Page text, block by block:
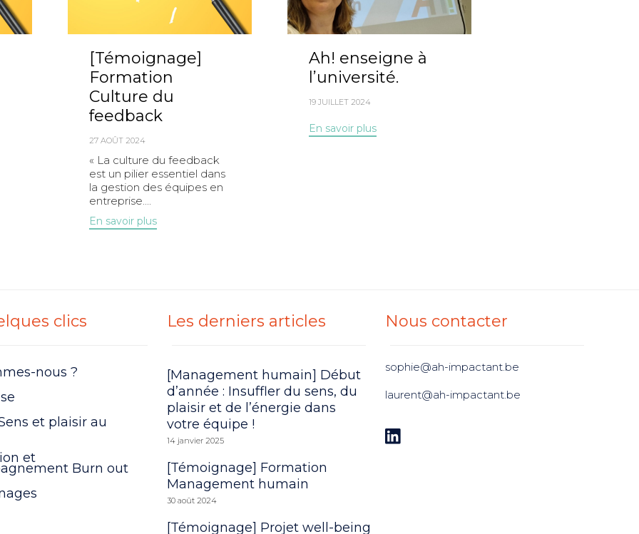
[Témoignage]
Formation
Culture du
feedback
27 AOÛT 2024
« La culture du feedback
est un pilier essentiel dans
la gestion des équipes en
entreprise....
En savoir plus
Ah! enseigne à
l’université.
19 JUILLET 2024
En savoir plus
clics
nous ?
et plaisir au
et
Burn out
Les derniers articles
[Management humain] Début
d’année : Insuffler du sens, du
plaisir et de l’énergie dans
votre équipe !
14 janvier 2025
[Témoignage] Formation
Management humain
30 août 2024
[Témoignage] Projet well-being
Nous contacter
sophie@ah-impactant.be
laurent@ah-impactant.be